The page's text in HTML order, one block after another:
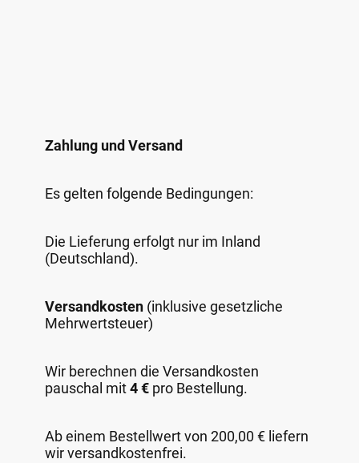
Zahlung und Versand
Es gelten folgende Bedingungen:
Die Lieferung erfolgt nur im Inland
(Deutschland).
Versandkosten (inklusive gesetzliche
Mehrwertsteuer)
Wir berechnen die Versandkosten
pauschal mit4 € pro Bestellung.
Ab einem Bestellwert von 200,00 € liefern
wir versandkostenfrei.